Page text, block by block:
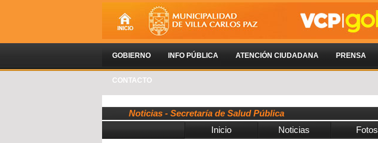
GOBIERNO INFO PÚBLICA ATENCIÓN CIUDADANA PRENSA
CONTACTO
Noticias - Secretaría de Salud Pública
Inicio
Noticias Fotos